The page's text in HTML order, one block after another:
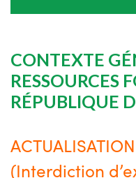
CONTEXTE
RESSOURCES
RÉPUBLIQUE
(Interdiction